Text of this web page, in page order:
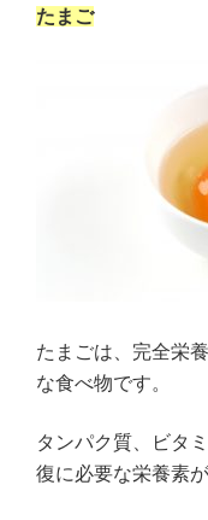
たまご
たまごは、完全栄
な食べ物です。
タンパク質、ビタ
復に必要な栄養素